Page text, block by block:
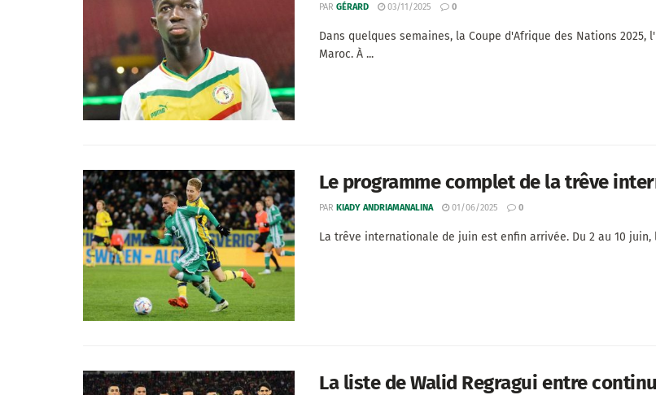
PAR GÉRARD 03/11/2025 0
Dans quelques semaines, la Coupe d'Afrique des Nations
Maroc. À ...
Le programme complet de la trêve
PAR KIADY ANDRIAMANALINA 01/06/2025 0
La trêve internationale de juin est enfin arrivée. Du 2 au 10
La liste de Walid Regragui entre